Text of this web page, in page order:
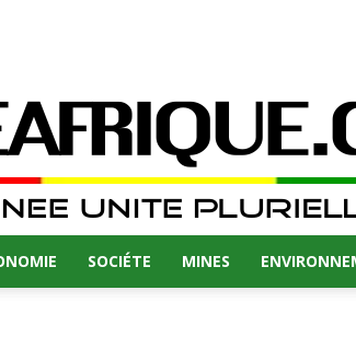
SOCIÉTE MINES